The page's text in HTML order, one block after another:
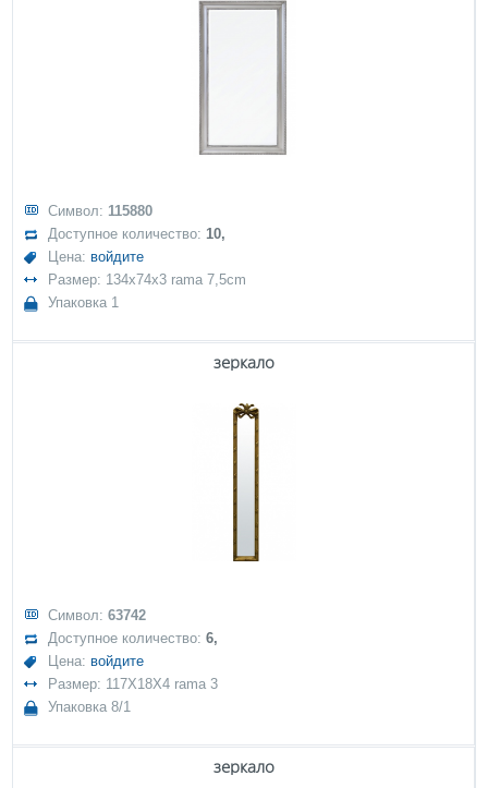
Символ: 115880
Доступное количество:10,
Цена: войдите
Размер: 134x74x3 rama 7,5cm
Упаковка 1
зеркало
Символ:63742
Доступное количество:6,
Цена: войдите
Размер: 117X18X4 rama 3
Упаковка 8/1
зеркало